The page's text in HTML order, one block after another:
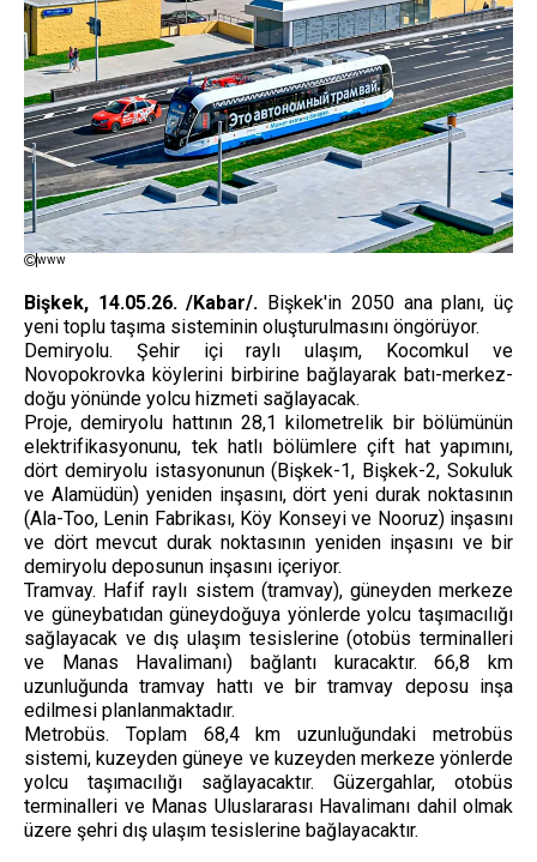
www
Bişkek, 14.05.26. /Kabar/. Bişkek'in 2050 ana planı, üç
yeni toplu taşıma sisteminin oluşturulmasını öngörüyor.
Demiryolu. Şehir içi raylı ulaşım, Kocomkul ve
Novopokrovka köylerini birbirine bağlayarak batı-merkez-
doğu yönünde yolcu hizmeti sağlayacak.
Proje, demiryolu hattının 28,1 kilometrelik bir bölümünün
elektrifikasyonunu, tek hatlı bölümlere çift hat yapımını,
dört demiryolu istasyonunun (Bişkek-1, Bişkek-2, Sokuluk
ve Alamüdün) yeniden inşasını, dört yeni durak noktasının
(Ala-Too, Lenin Fabrikası, Köy Konseyi ve Nooruz) inşasını
ve dört mevcut durak noktasının yeniden inşasını ve bir
demiryolu deposunun inşasını içeriyor.
Tramvay. Hafif raylı sistem (tramvay), güneyden merkeze
ve güneybatıdan güneydoğuya yönlerde yolcu taşımacılığı
sağlayacak ve dış ulaşım tesislerine (otobüs terminalleri
ve Manas Havalimanı) bağlantı kuracaktır. 66,8 km
uzunluğunda tramvay hattı ve bir tramvay deposu inşa
edilmesi planlanmaktadır.
Metrobüs. Toplam 68,4 km uzunluğundaki metrobüs
sistemi, kuzeyden güneye ve kuzeyden merkeze yönlerde
yolcu taşımacılığı sağlayacaktır. Güzergahlar, otobüs
terminalleri ve Manas Uluslararası Havalimanı dahil olmak
üzere şehri dış ulaşım tesislerine bağlayacaktır.